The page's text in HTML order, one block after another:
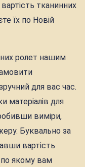
тканинних
їх по Новій
ролет нашим
для вас час.
матеріалів для
виміри,
Буквально за
вартість
по якому вам